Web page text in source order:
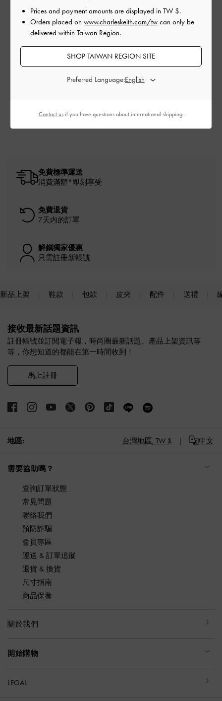
類別:
Showcase
節慶派對 官方活動
永續企劃
Curates 全球媒體
所有內容
免費標準運送
消費滿額*即刻享受
免費退貨
7天内的訂單
解鎖獨家優惠
只需註冊新帳號
新品上架 鞋款 包款 皮夾 配件 送禮
接收最新話題資訊
註冊帳號並訂閱電子報，時尚圈最新話題、產品上架資訊等
等，你想知道的都能在第一時間收到！
馬上註冊
地區: 台灣地區, TW $ 中文
需要協助嗎？
查詢訂單狀態
常見問題
聯絡我們
預防詐騙
會員專區
運送 & 訂單追蹤
退貨 & 換貨
尺寸指南
商品保養
關於我們
開始購物
LEGAL
Prices and payment amounts are displayed in TW $.
Orders placed on www.charleskeith.com/tw can only be
delivered within Taiwan Region.
SHOP TAIWAN REGION SITE
Preferred Language:
Contact usif you have questions about international shipping.